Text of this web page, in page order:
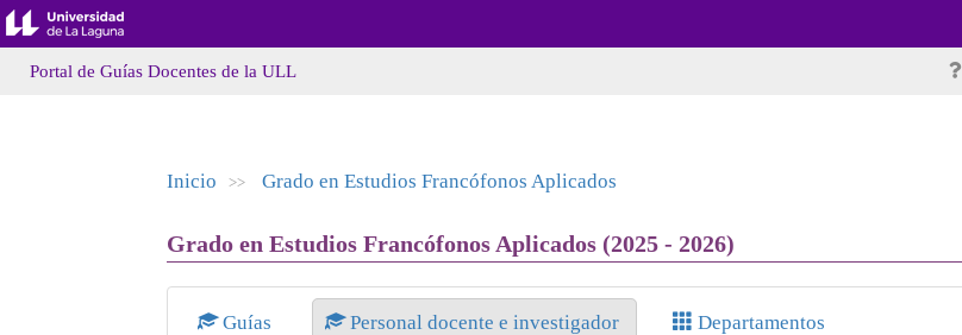
Portal de Guías Docentes de la ULL
Inicio >> Grado en Estudios Francófonos Aplicados
Grado en Estudios Francófonos Aplicados (2025 - 2026)
Guías Personal docente e investigador Departamentos